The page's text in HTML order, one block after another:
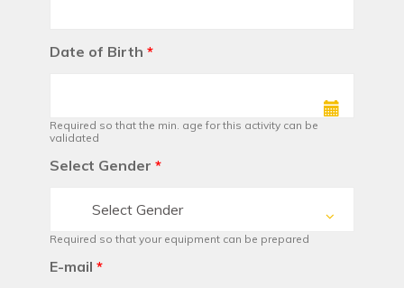
Date of Birth *
Required so that the min. age for this activity can be
validated
Select Gender *
Select Gender
Required so that your equipment can be prepared
E-mail *